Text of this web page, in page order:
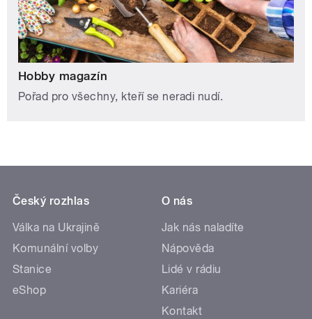
Hobby magazín
Pořad pro všechny, kteří se neradi nudí.
Český rozhlas
Válka na Ukrajině
Komunální volby
Stanice
eShop
O nás
Jak nás naladíte
Nápověda
Lidé v rádiu
Kariéra
Kontakt